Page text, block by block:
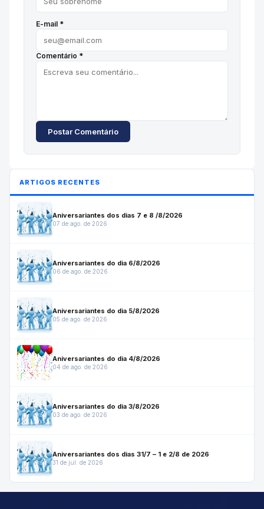
E-mail *
Comentário *
Postar Comentário
ARTIGOS RECENTES
Aniversariantes dos dias 7 e 8 /8/2026
07 de ago. de 2026
Aniversariantes do dia 6/8/2026
06 de ago. de 2026
Aniversariantes do dia 5/8/2026
05 de ago. de 2026
Aniversariantes do dia 4/8/2026
04 de ago. de 2026
Aniversariantes do dia 3/8/2026
03 de ago. de 2026
Aniversariantes dos dias 31/7 – 1 e 2/8 de 2026
31 de jul. de 2026